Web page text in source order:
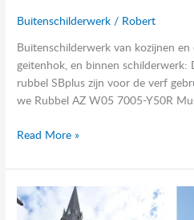
Buitenschilderwerk / Robert
Buitenschilderwerk van kozijnen
geitenhok, en binnen schilderwerk:
rubbel SBplus zijn voor de verf
we Rubbel AZ W05 7005-Y50R
Read More »
Buitenschilderwerk
Kerk